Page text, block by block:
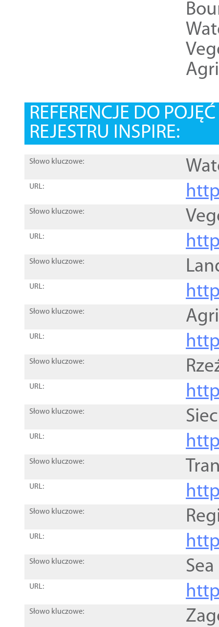
REFERENCJE DO
REJESTRU INSPIRE:
Słowo kluczowe:
URL:
Słowo kluczowe:
URL:
Słowo kluczowe:
URL:
Słowo kluczowe:
URL:
Słowo kluczowe:
URL:
Słowo kluczowe:
URL:
Słowo kluczowe:
URL:
Słowo kluczowe:
URL:
Słowo kluczowe:
URL:
Słowo kluczowe: